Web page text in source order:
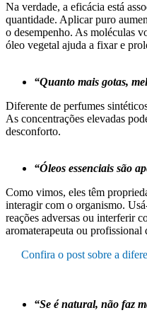
Na verdade, a eficácia está
quantidade. Aplicar puro
o desempenho. As moléculas
óleo vegetal ajuda a fixar e
“Quanto mais gotas,
Diferente de perfumes
As concentrações elevadas
desconforto.
“Óleos essenciais são
Como vimos, eles têm
interagir com o organismo.
reações adversas ou interferir
aromaterapeuta ou profissional
Confira o post sobre a
“Se é natural, não faz